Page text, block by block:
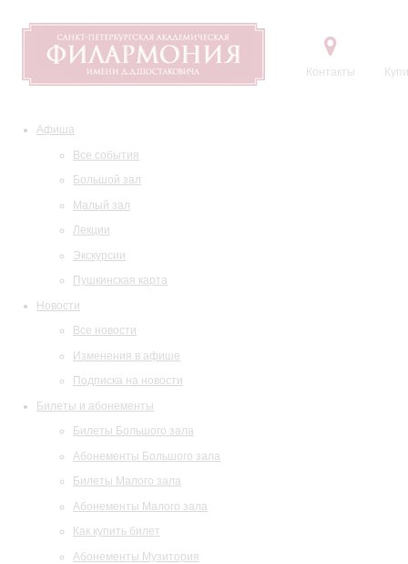
Контакты
Афиша
Все события
Большой зал
Малый зал
Лекции
Экскурсии
Пушкинская карта
Новости
Все новости
Изменения в афише
Подписка на новости
Билеты и абонементы
Билеты Большого зала
Абонементы Большого зала
Билеты Малого зала
Абонементы Малого зала
Как купить билет
Абонементы Музитория